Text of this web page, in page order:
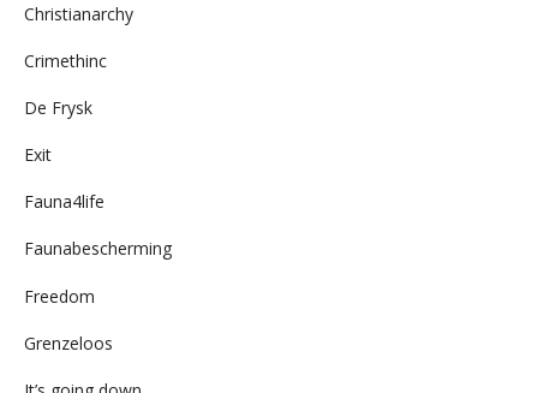
Christianarchy
Crimethinc
De Frysk
Exit
Fauna4life
Faunabescherming
Freedom
Grenzeloos